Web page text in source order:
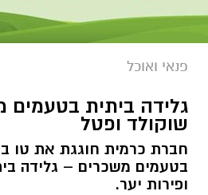
פנאי ואוכל
גלידה ביתית בטעמים
שוקולד ופטל
חברת כרמית חוגגת את טו
בטעמים משכרים – גלידה
ופירות יער.